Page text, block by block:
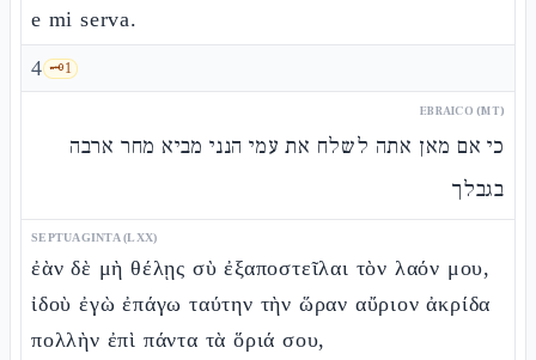
e mi serva.
4 🗝️1
EBRAICO (MT)
כי אם מאן אתה לשלח את עמי הנני מביא מחר ארבה
בגבלך
SEPTUAGINTA (LXX)
ἐὰν δὲ μὴ θέλῃς σὺ ἐξαποστεῖλαι τὸν λαόν μου,
ἰδοὺ ἐγὼ ἐπάγω ταύτην τὴν ὥραν αὔριον ἀκρίδα
πολλὴν ἐπὶ πάντα τὰ ὅριά σου,